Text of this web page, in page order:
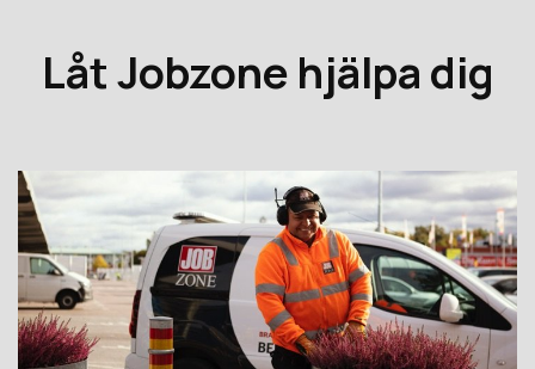
Låt Jobzone hjälpa dig